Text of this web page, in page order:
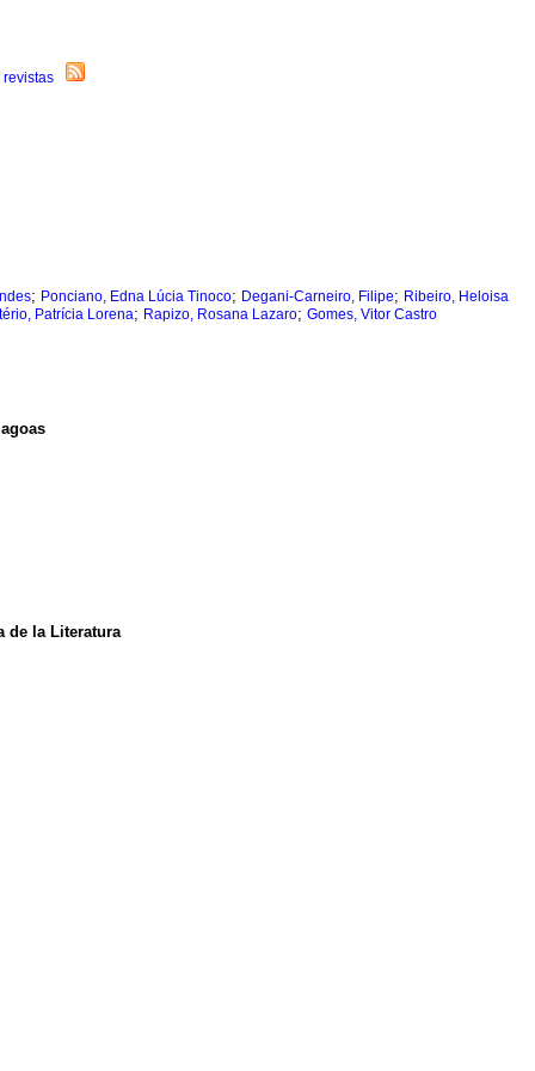
; Ponciano, Edna Lúcia Tinoco; Degani-Carneiro, Filipe; Ribeiro, Heloisa
Patrícia Lorena; Rapizo, Rosana Lazaro; Gomes, Vitor Castro
de la Literatura